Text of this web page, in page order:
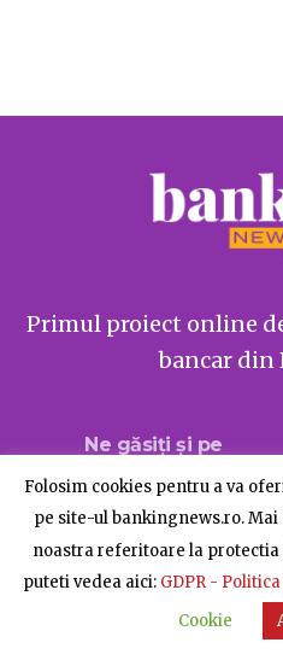
Primul proiect online
bancar din
Ne găsiți și pe
© BankingNews -
Despre BankingNews
Folosim cookies pentru a va
pe site-ul bankingnews.ro.
noastra referitoare la
puteti vedea aici: GDPR -
Cookie